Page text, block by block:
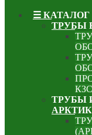
☰ КАТАЛОГ
ТРУБЫ
ТРУБЫ